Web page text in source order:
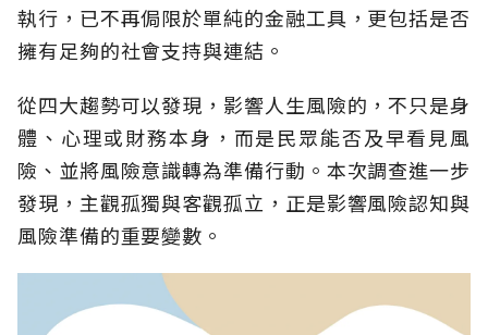
執行，已不再侷限於單純的金融工具，更包括是否
擁有足夠的社會支持與連結。
從四大趨勢可以發現，影響人生風險的，不只是身
體、心理或財務本身，而是民眾能否及早看見風
險、並將風險意識轉為準備行動。本次調查進一步
發現，主觀孤獨與客觀孤立，正是影響風險認知與
風險準備的重要變數。